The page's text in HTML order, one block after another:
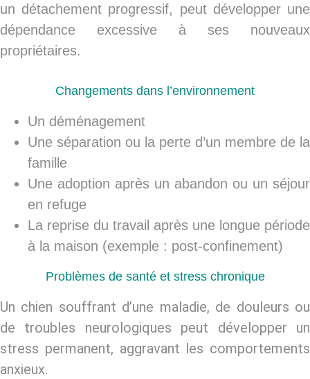
un détachement progressif, peut développer une
dépendance excessive à ses nouveaux
propriétaires.
Changements dans l’environnement
Un déménagement
Une séparation ou la perte d’un membre de la
famille
Une adoption après un abandon ou un séjour
en refuge
La reprise du travail après une longue période
à la maison (exemple : post-confinement)
Problèmes de santé et stress chronique
Un chien souffrant d’une maladie, de douleurs ou
de troubles neurologiques peut développer un
stress permanent, aggravant les comportements
anxieux.